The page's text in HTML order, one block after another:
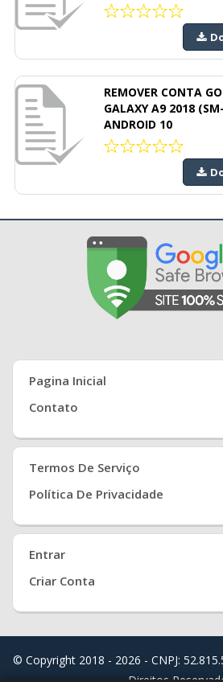
REMOVER CONTA
GALAXY A9 2018
ANDROID 10
Pagina Inicial
Contato
Termos De Serviço
Política De Privacidade
Entrar
Criar Conta
© Copyright 2018 - 2026 - CNPJ: